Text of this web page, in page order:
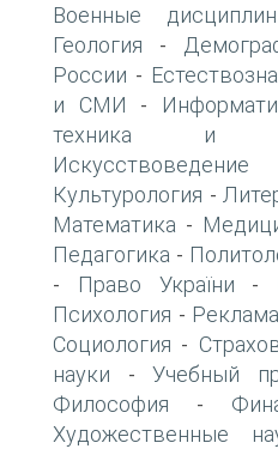
Военные
Геология -
России -
и СМИ -
техника и
Искусствоведение
Культурология -
Математика -
Педагогика -
- Право України -
Психология - Реклама
Социология -
науки - Учебный
Философия -
Художественные